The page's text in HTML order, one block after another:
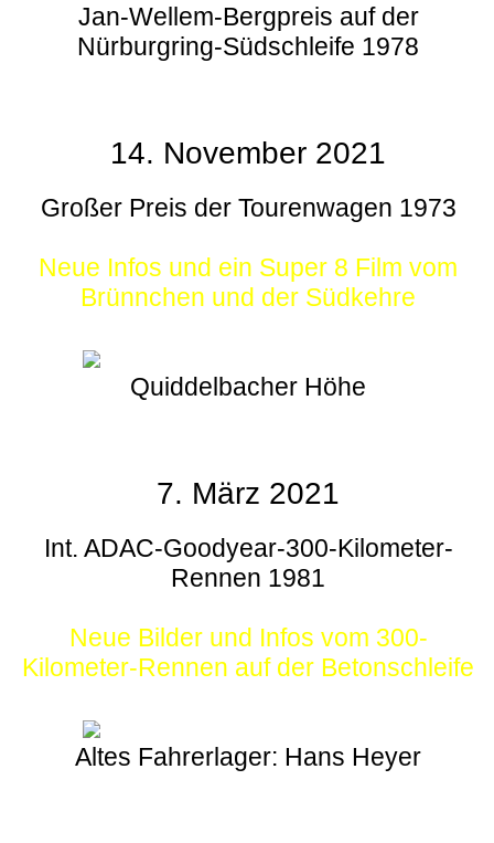
Jan-Wellem-Bergpreis auf der
Nürburgring-Südschleife 1978
14. November 2021
Großer Preis der Tourenwagen 1973
Neue Infos und ein Super 8 Film vom
Brünnchen und der Südkehre
Quiddelbacher Höhe
7. März 2021
Int. ADAC-Goodyear-300-Kilometer-
Rennen 1981
Neue Bilder und Infos vom 300-
Kilometer-Rennen auf der Betonschleife
Altes Fahrerlager: Hans Heyer